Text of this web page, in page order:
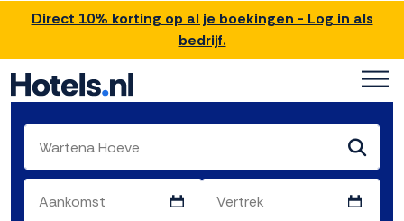
Direct 10% korting op al je boekingen - Log in als
bedrijf.